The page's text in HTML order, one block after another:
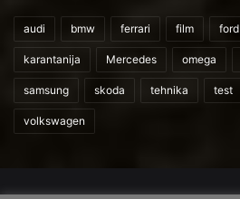
audi bmw ferrari film ford
karantanija Mercedes omega
samsung skoda tehnika test
volkswagen